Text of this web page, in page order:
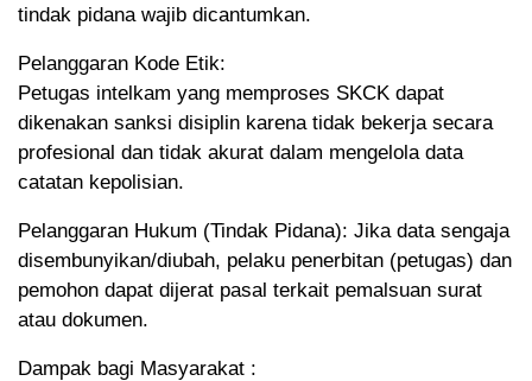
tindak pidana wajib dicantumkan.
Pelanggaran Kode Etik:
Petugas intelkam yang memproses SKCK dapat
dikenakan sanksi disiplin karena tidak bekerja secara
profesional dan tidak akurat dalam mengelola data
catatan kepolisian.
Pelanggaran Hukum (Tindak Pidana): Jika data sengaja
disembunyikan/diubah, pelaku penerbitan (petugas) dan
pemohon dapat dijerat pasal terkait pemalsuan surat
atau dokumen.
Dampak bagi Masyarakat :